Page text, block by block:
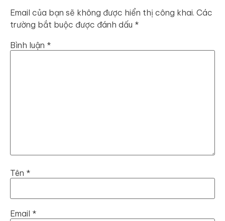
Email của bạn sẽ không được hiển thị công khai. Các
trường bắt buộc được đánh dấu *
Bình luận *
Tên *
Email *